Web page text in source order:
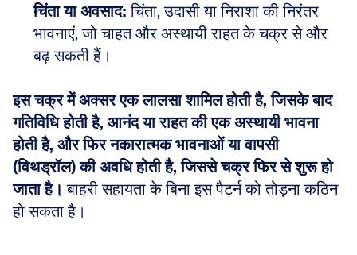
चिंता या अवसाद: चिंता, उदासी या निराशा की निरंतर
भावनाएं, जो चाहत और अस्थायी राहत के चक्र से और
बढ़ सकती हैं।
इस चक्र में अक्सर एक लालसा शामिल होती है, जिसके बाद
गतिविधि होती है, आनंद या राहत की एक अस्थायी भावना
होती है, और फिर नकारात्मक भावनाओं या वापसी
(विथड्रॉल) की अवधि होती है, जिससे चक्र फिर से शुरू हो
जाता है। बाहरी सहायता के बिना इस पैटर्न को तोड़ना कठिन
हो सकता है।